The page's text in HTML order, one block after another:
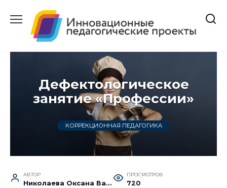
содержанию
Дефектологическое
занятие «Профессии»
КОРРЕКЦИОННАЯ ПЕДАГОГИКА
АВТОР
Николаева Оксана Васильевна
ПРОСМОТРОВ
720